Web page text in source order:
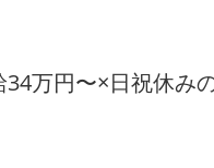
万円〜×日祝休み